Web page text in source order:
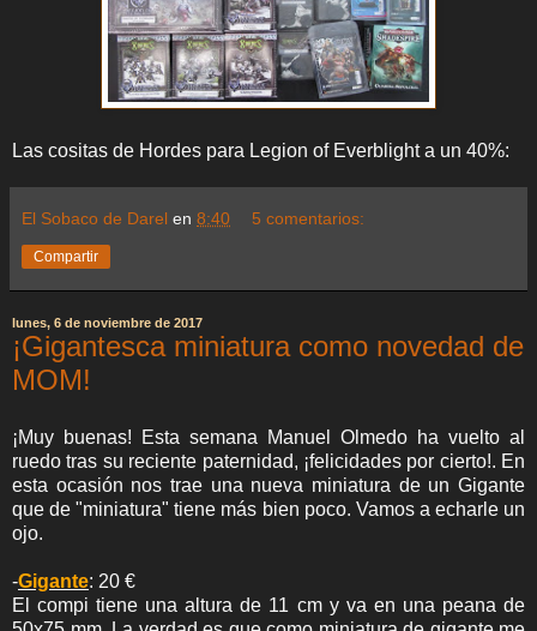
Las cositas de Hordes para Legion of Everblight a un 40%:
El Sobaco de Darel en 8:40 5 comentarios:
Compartir
lunes, 6 de noviembre de 2017
¡Gigantesca miniatura como novedad de
MOM!
¡Muy buenas! Esta semana Manuel Olmedo ha vuelto al
ruedo tras su reciente paternidad, ¡felicidades por cierto!. En
esta ocasión nos trae una nueva miniatura de un Gigante
que de "miniatura" tiene más bien poco. Vamos a echarle un
ojo.
-Gigante: 20 €
El compi tiene una altura de 11 cm y va en una peana de